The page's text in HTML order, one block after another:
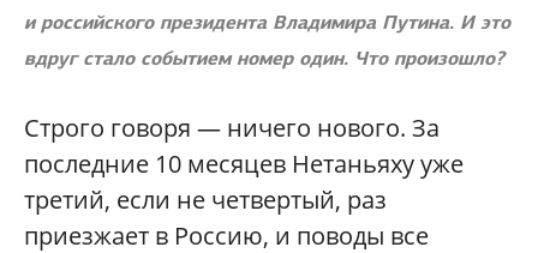
и российского президента Владимира Путина. И это
вдруг стало событием номер один. Что произошло?
Строго говоря — ничего нового. За
последние 10 месяцев Нетаньяху уже
третий, если не четвертый, раз
приезжает в Россию, и поводы все